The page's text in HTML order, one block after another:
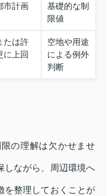
市計画
基礎的な制
限値
たは許
に上回
空地や用途
による例外
判断
の理解は欠かせませ
しながら、周辺環境へ
を整理しておくことが